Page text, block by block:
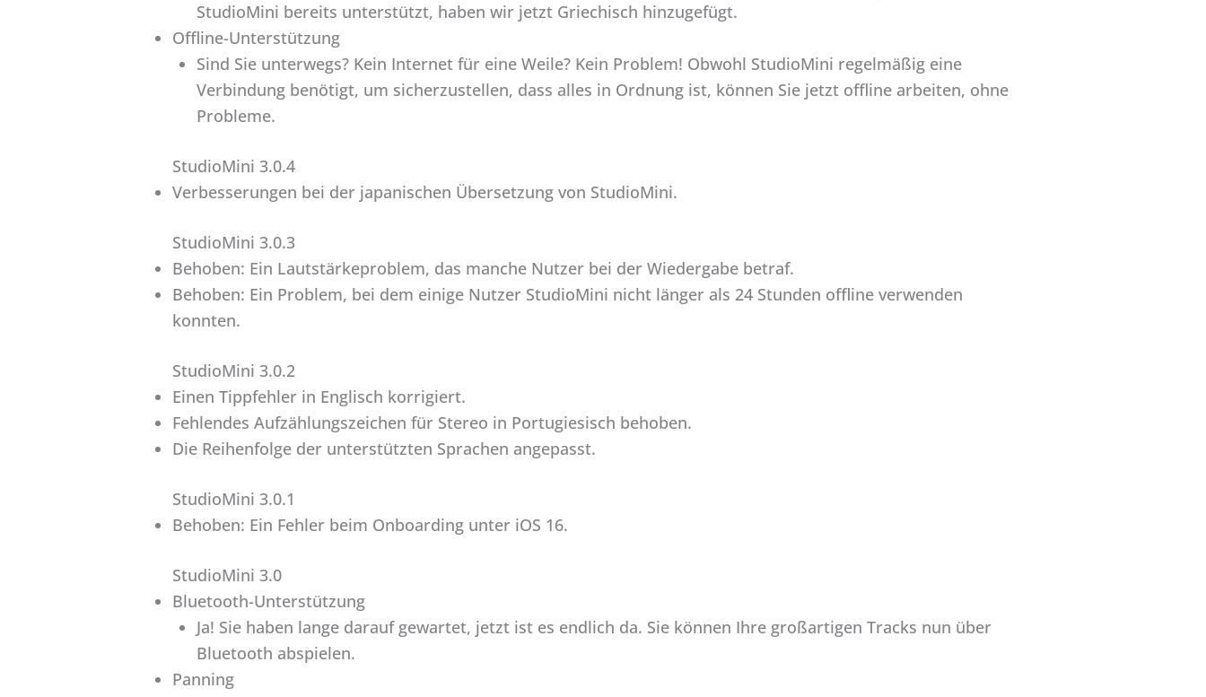
StudioMini bereits unterstützt, haben wir jetzt Griechisch hinzugefügt.
Offline-Unterstützung
Sind Sie unterwegs? Kein Internet für eine Weile? Kein Problem! Obwohl StudioMini regelmäßig eine
Verbindung benötigt, um sicherzustellen, dass alles in Ordnung ist, können Sie jetzt offline arbeiten, ohne
Probleme.
StudioMini 3.0.4
Verbesserungen bei der japanischen Übersetzung von StudioMini.
StudioMini 3.0.3
Behoben: Ein Lautstärkeproblem, das manche Nutzer bei der Wiedergabe betraf.
Behoben: Ein Problem, bei dem einige Nutzer StudioMini nicht länger als 24 Stunden offline verwenden
konnten.
StudioMini 3.0.2
Einen Tippfehler in Englisch korrigiert.
Fehlendes Aufzählungszeichen für Stereo in Portugiesisch behoben.
Die Reihenfolge der unterstützten Sprachen angepasst.
StudioMini 3.0.1
Behoben: Ein Fehler beim Onboarding unter iOS 16.
StudioMini 3.0
Bluetooth-Unterstützung
Ja! Sie haben lange darauf gewartet, jetzt ist es endlich da. Sie können Ihre großartigen Tracks nun über
Bluetooth abspielen.
Panning